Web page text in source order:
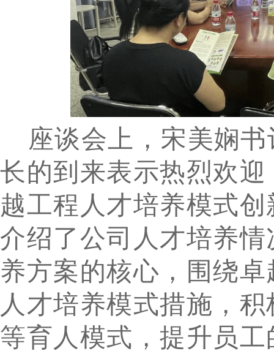
座谈会上，宋美娴书
长的到来表示热烈欢迎
越工程 人才培养模式创
介绍了公司人才培养
养方案的核心，围绕
人才培养模式措施，
等育人模式，提升员